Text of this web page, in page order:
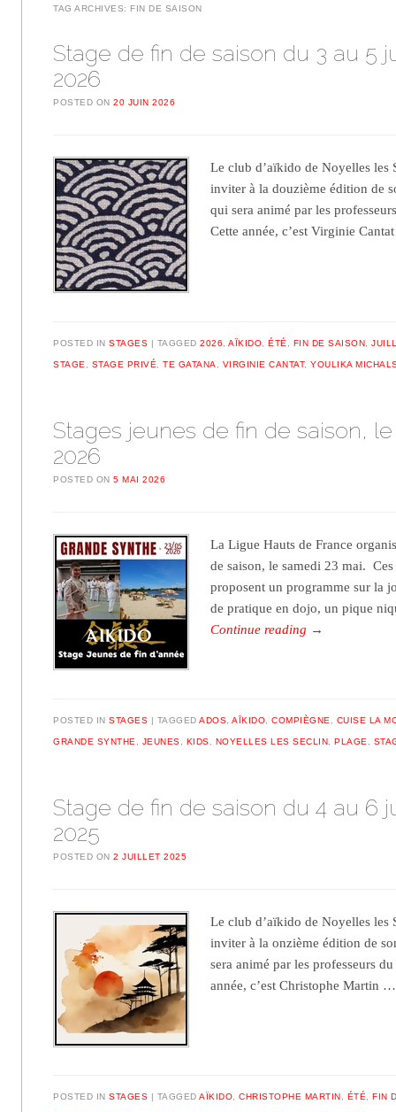
TAG ARCHIVES: FIN DE SAISON
Stage de fin de saison du 3 au 5
2026
POSTED ON20 JUIN 2026
Le club d’aïkido de Noyelles les
inviter à la douzième édition de
qui sera animé par les
Cette année, c’est Virginie
POSTED INSTAGES TAGGED2026 ,AÏKIDO ,ÉTÉ FIN DE SAISON ,
STAGE STAGE PRIVÉ ,TE GATANA VIRGINIE CANTAT,YOULIKA
Stages jeunes de fin de saison,
2026
POSTED ON5 MAI 2026
La Ligue Hauts de France
de saison, le samedi 23 mai.
proposent un programme sur la
de pratique en dojo, un pique
Continue reading →
POSTED INSTAGES TAGGEDADOS ,AÏKIDO ,COMPIÈGNE CUISE LA
GRANDE SYNTHE JEUNES KIDS NOYELLES LES SECLIN ,PLAGE
Stage de fin de saison du 4 au 6
2025
POSTED ON2 JUILLET 2025
Le club d’aïkido de Noyelles les
inviter à la onzième édition de
sera animé par les professeurs
année, c’est Christophe Martin
POSTED INSTAGES TAGGEDAÏKIDO,CHRISTOPHE MARTIN , ÉTÉ, FIN